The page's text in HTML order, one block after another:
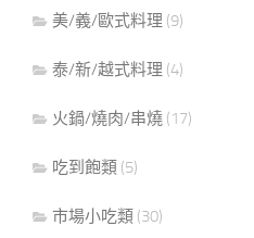
美/義/歐式料理 (9)
泰/新/越式料理 (4)
火鍋/燒肉/串燒 (17)
吃到飽類 (5)
市場小吃類 (30)